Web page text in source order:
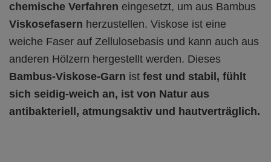
chemische Verfahren eingesetzt, um aus Bambus
Viskosefasern herzustellen. Viskose ist eine
weiche Faser auf Zellulosebasis und kann auch aus
anderen Hölzern hergestellt werden. Dieses
Bambus-Viskose-Garn ist fest und stabil, fühlt
sich seidig-weich an, ist von Natur aus
antibakteriell, atmungsaktiv und hautverträglich.